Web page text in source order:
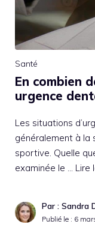
Santé
En combien
urgence
Les situations
généralement à la
sportive. Quelle
examinée le … Lire
Par : Sandra
Publié le : 6